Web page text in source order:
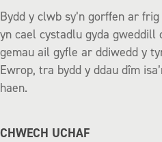
Bydd y clwb sy’n gorffen ar
yn cael cystadlu gyda gweddill
gemau ail gyfle ar ddiwedd y
Ewrop, tra bydd y ddau dîm
haen.
CHWECH UCHAF